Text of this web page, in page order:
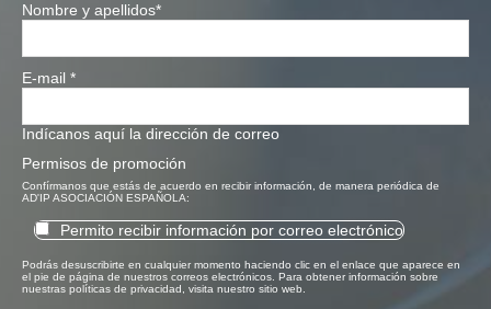
Nombre y apellidos*
E-mail *
Indícanos aquí la dirección de correo
Permisos de promoción
Confírmanos que estás de acuerdo en recibir información, de manera periódica de
AD'IP ASOCIACIÓN ESPAÑOLA:
Permito recibir información por correo electrónico
Podrás desuscribirte en cualquier momento haciendo clic en el enlace que aparece en
el pie de página de nuestros correos electrónicos. Para obtener información sobre
nuestras políticas de privacidad, visita nuestro sitio web.